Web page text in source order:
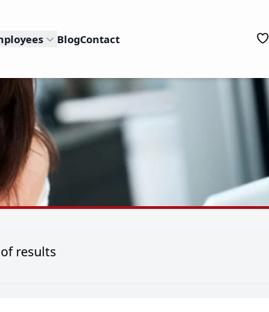
BlogContact
results